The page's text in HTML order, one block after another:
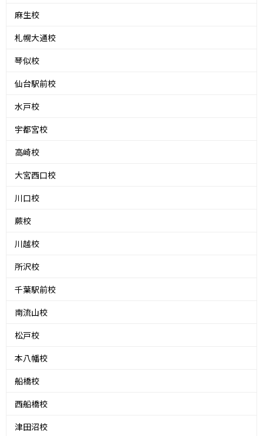
麻生校
札幌大通校
琴似校
仙台駅前校
水戸校
宇都宮校
高崎校
大宮西口校
川口校
蕨校
川越校
所沢校
千葉駅前校
南流山校
松戸校
本八幡校
船橋校
西船橋校
津田沼校